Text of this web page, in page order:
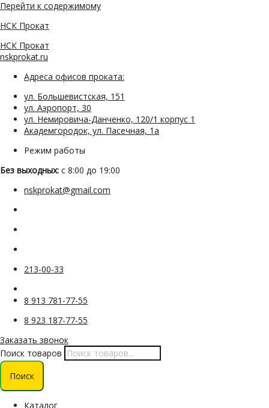
Перейти к содержимому
НСК Прокат
НСК Прокат
nskprokat.ru
Адреса офисов проката:
ул. Большевистская, 151
ул. Аэропорт, 30
ул. Немировича-Данченко, 120/1 корпус 1
Академгородок, ул. Пасечная, 1а
Режим работы
Без выходных: с 8:00 до 19:00
nskprokat@gmail.com
213-00-33
8 913 781-77-55
8 923 187-77-55
Заказать звонок
Поиск товаров
Поиск
Каталог